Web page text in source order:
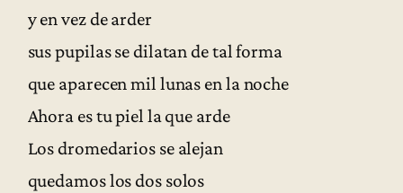
y en vez de arder
sus pupilas se dilatan de tal forma
que aparecen mil lunas en la noche
Ahora es tu piel la que arde
Los dromedarios se alejan
quedamos los dos solos